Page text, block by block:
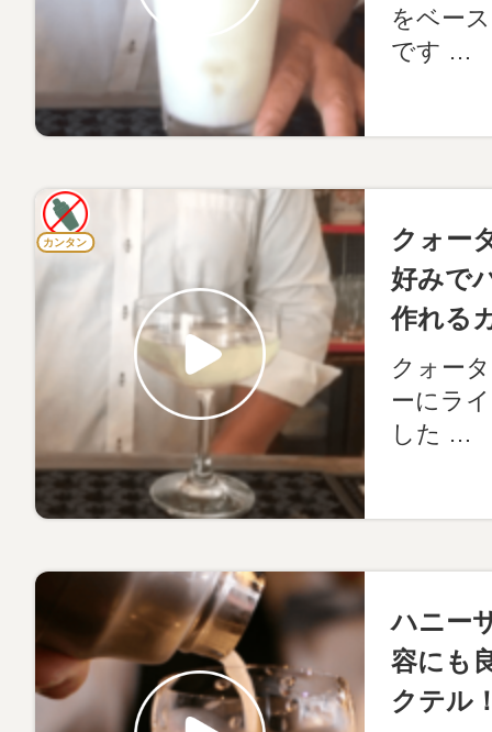
をベー
です …
カンタン
クォー
好みで
作れる
クォー
ーにラ
した …
ハニー
容にも
クテル